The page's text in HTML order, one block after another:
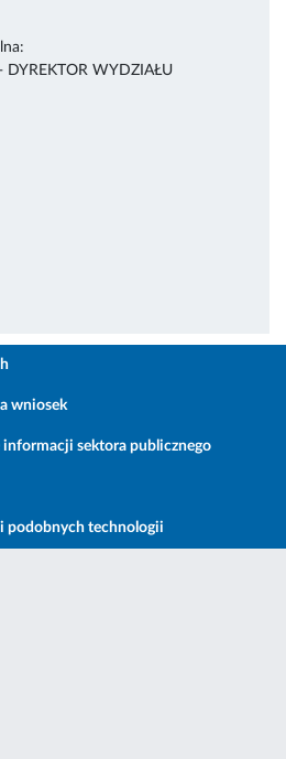
DYREKTOR WYDZIAŁU
wniosek
sektora publicznego
podobnych technologii